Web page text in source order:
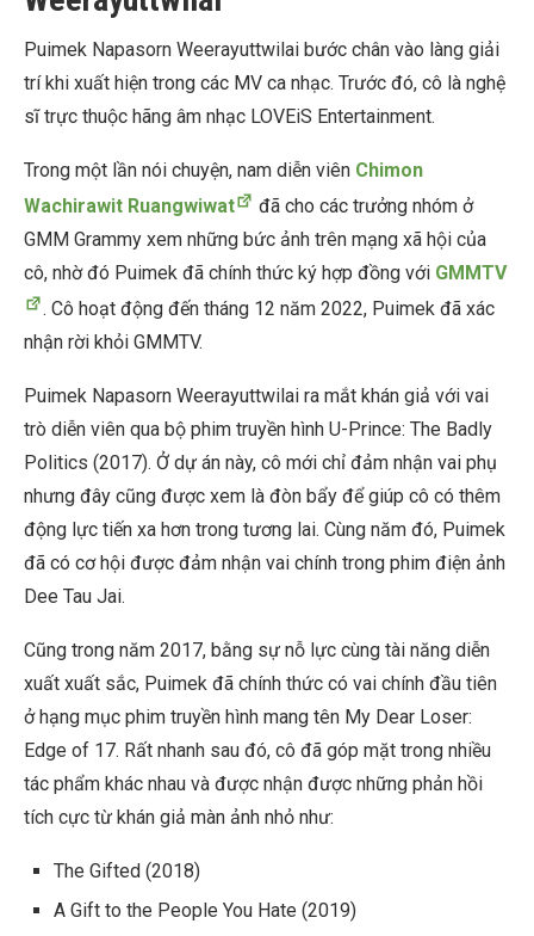
Puimek Napasorn Weerayuttwilai bước chân vào làng giải
trí khi xuất hiện trong các MV ca nhạc. Trước đó, cô là nghệ
sĩ trực thuộc hãng âm nhạc LOVEiS Entertainment.
Trong một lần nói chuyện, nam diễn viên Chimon
Wachirawit Ruangwiwat
đã cho các trưởng nhóm ở
GMM Grammy xem những bức ảnh trên mạng xã hội của
cô, nhờ đó Puimek đã chính thức ký hợp đồng với GMMTV
. Cô hoạt động đến tháng 12 năm 2022, Puimek đã xác
nhận rời khỏi GMMTV.
Puimek Napasorn Weerayuttwilai ra mắt khán giả với vai
trò diễn viên qua bộ phim truyền hình U-Prince: The Badly
Politics (2017). Ở dự án này, cô mới chỉ đảm nhận vai phụ
nhưng đây cũng được xem là đòn bẩy để giúp cô có thêm
động lực tiến xa hơn trong tương lai. Cùng năm đó, Puimek
đã có cơ hội được đảm nhận vai chính trong phim điện ảnh
Dee Tau Jai.
Cũng trong năm 2017, bằng sự nỗ lực cùng tài năng diễn
xuất xuất sắc, Puimek đã chính thức có vai chính đầu tiên
ở hạng mục phim truyền hình mang tên My Dear Loser:
Edge of 1 7. Rất nhanh sau đó, cô đã góp mặt trong nhiều
tác phẩm khác nhau và được nhận được những phản hồi
tích cực từ khán giả màn ảnh nhỏ như:
The Gifted (2018)
A Gift to the People You Hate (2019)